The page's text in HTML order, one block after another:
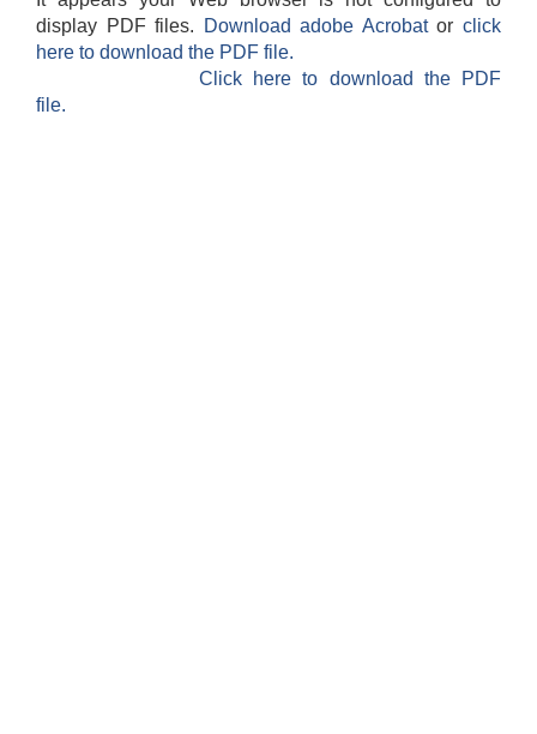
display PDF files.
Download adobe Acrobatorclick
here to download the PDF file.
Click here to download the PDF
file.